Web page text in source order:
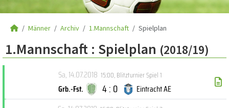
Männer Archiv 1.Mannschaft Spielplan
1.Mannschaft : Spielplan (2018/19)
Sa, 14.07.2018 15:00,Blitzturnier Spiel 1
Grb.-Fst. 4 : 0
Eintracht AE